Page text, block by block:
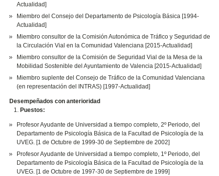
Actualidad]
Miembro del Consejo del Departamento de Psicología Básica [1994-
Actualidad]
Miembro consultor de la Comisión Autonómica de Tráfico y Seguridad de
la Circulación Vial en la Comunidad Valenciana [2015-Actualidad]
Miembro consultor de la Comisión de Seguridad Vial de la Mesa de la
Mobilidad Sostenible del Ayuntamiento de Valencia [2015-Actualidad]
Miembro suplente del Consejo de Tráfico de la Comunidad Valenciana
(en representación del INTRAS) [1997-Actualidad]
Desempeñados con anterioridad
Puestos:
Profesor Ayudante de Universidad a tiempo completo, 2º Periodo, del
Departamento de Psicología Básica de la Facultad de Psicología de la
UVEG. [1 de Octubre de 1999-30 de Septiembre de 2002]
Profesor Ayudante de Universidad a tiempo completo, 1º Periodo, del
Departamento de Psicología Básica de la Facultad de Psicología de la
UVEG. [1 de Octubre de 1997-30 de Septiembre de 1999]